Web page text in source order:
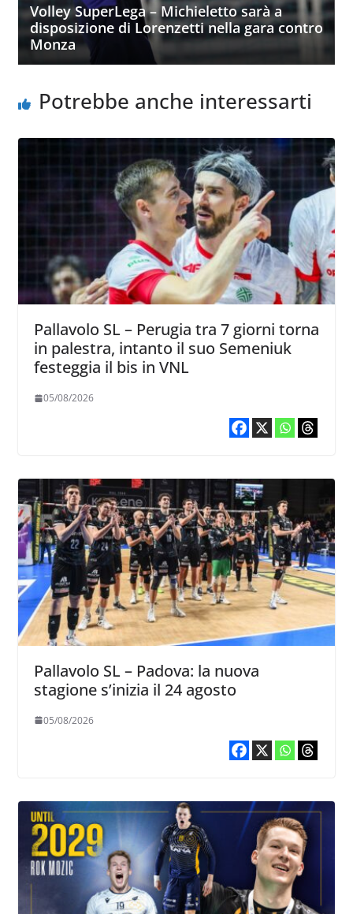
Volley SuperLega – Michieletto sarà a
disposizione di Lorenzetti nella gara contro
Monza
Potrebbe anche interessarti
Pallavolo SL – Perugia tra 7 giorni torna
in palestra, intanto il suo Semeniuk
festeggia il bis in VNL
05/08/2026
Pallavolo SL – Padova: la nuova
stagione s’inizia il 24 agosto
05/08/2026